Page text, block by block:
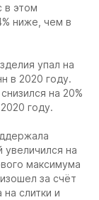
в этом
ниже, чем в
упал на
в 2020 году.
на 20%
году.
на
максимума
за счёт
слитки и